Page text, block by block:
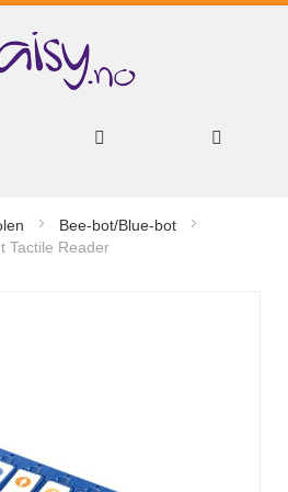
Bee-bot/Blue-bot
Tactile Reader